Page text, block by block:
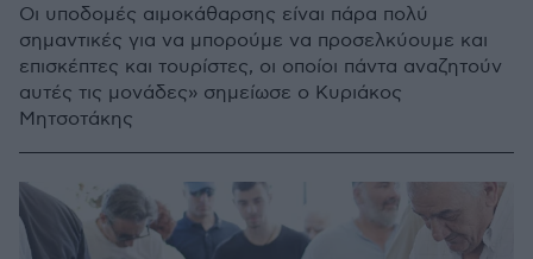
Οι υποδομές αιμοκάθαρσης είναι πάρα πολύ
σημαντικές για να μπορούμε να προσελκύουμε και
επισκέπτες και τουρίστες, οι οποίοι πάντα αναζητούν
αυτές τις μονάδες» σημείωσε ο Κυριάκος
Μητσοτάκης